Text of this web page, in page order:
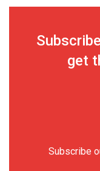
get
Subscribe